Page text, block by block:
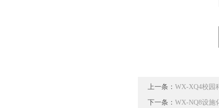
上一条： WX-XQ4校园
下一条： WX-NQ8设施